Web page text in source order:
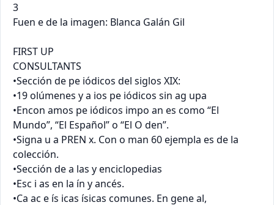
3
Fuen e de la imagen: Blanca Galán Gil
FIRST UP
CONSULTANTS
•Sección de pe iódicos del siglos XIX:
•19 olúmenes y a ios pe iódicos sin ag upa
•Encon amos pe iódicos impo an es como “El
Mundo”, “El Español” o “El O den”.
•Signa u a PREN x. Con o man 60 ejempla es de la
colección.
•Sección de a las y enciclopedias
•Esc i as en la ín y ancés.
•Ca ac e ís icas ísicas comunes. En gene al,